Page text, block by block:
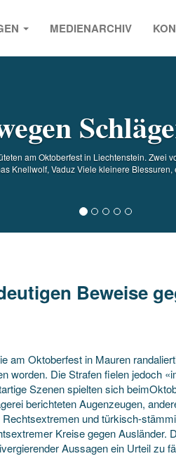
MEDIENARCHIV
am Oktoberfest in Liechtenstein. Zwei
Knellwolf, Vaduz Viele kleinere Blessuren,
Beweise
am Oktoberfest in Mauren
worden. Die Strafen fielen jedoch
Szenen spielten sich
berichteten Augenzeugen,
und türkisch-
Kreise gegen Ausländer.
Aussagen ein Urteil zu